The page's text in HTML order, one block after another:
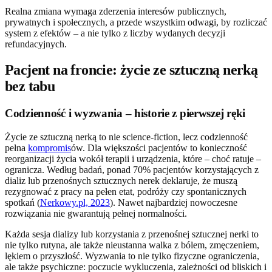
Realna zmiana wymaga zderzenia interesów publicznych,
prywatnych i społecznych, a przede wszystkim odwagi, by rozliczać
system z efektów – a nie tylko z liczby wydanych decyzji
refundacyjnych.
Pacjent na froncie: życie ze sztuczną nerką
bez tabu
Codzienność i wyzwania – historie z pierwszej ręki
Życie ze sztuczną nerką to nie science-fiction, lecz codzienność
pełna kompromisów. Dla większości pacjentów to konieczność
reorganizacji życia wokół terapii i urządzenia, które – choć ratuje –
ogranicza. Według badań, ponad 70% pacjentów korzystających z
dializ lub przenośnych sztucznych nerek deklaruje, że muszą
rezygnować z pracy na pełen etat, podróży czy spontanicznych
spotkań (Nerkowy.pl, 2023). Nawet najbardziej nowoczesne
rozwiązania nie gwarantują pełnej normalności.
Każda sesja dializy lub korzystania z przenośnej sztucznej nerki to
nie tylko rutyna, ale także nieustanna walka z bólem, zmęczeniem,
lękiem o przyszłość. Wyzwania to nie tylko fizyczne ograniczenia,
ale także psychiczne: poczucie wykluczenia, zależności od bliskich i